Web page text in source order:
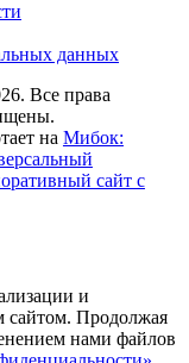
данных
Все права
на Мибок:
сайт с
и
сайтом. Продолжая
нами файлов